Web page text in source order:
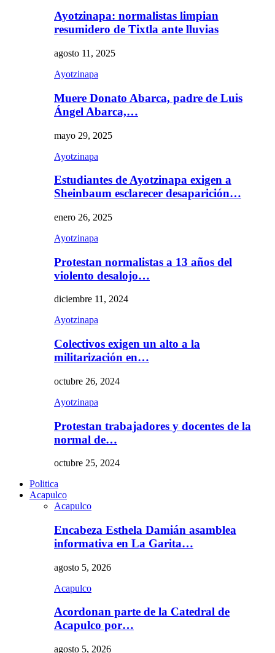
Ayotzinapa: normalistas limpian
resumidero de Tixtla ante lluvias
agosto 11, 2025
Ayotzinapa
Muere Donato Abarca, padre de Luis
Ángel Abarca,…
mayo 29, 2025
Ayotzinapa
Estudiantes de Ayotzinapa exigen a
Sheinbaum esclarecer desaparición…
enero 26, 2025
Ayotzinapa
Protestan normalistas a 13 años del
violento desalojo…
diciembre 11, 2024
Ayotzinapa
Colectivos exigen un alto a la
militarización en…
octubre 26, 2024
Ayotzinapa
Protestan trabajadores y docentes de la
normal de…
octubre 25, 2024
Politica
Acapulco
Acapulco
Encabeza Esthela Damián asamblea
informativa en La Garita…
agosto 5, 2026
Acapulco
Acordonan parte de la Catedral de
Acapulco por…
agosto 5, 2026